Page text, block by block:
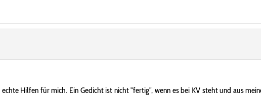
Hilfen für mich. Ein Gedicht ist nicht "fertig", wenn es bei KV steht und aus